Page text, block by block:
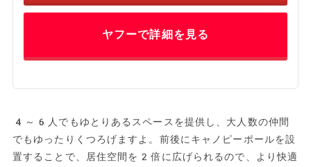
ヤフーで詳細を見る
4～6人でもゆとりあるスペースを提供し、大人数の仲間
でもゆったりくつろげますよ。前後にキャノピーポールを設
置することで、居住空間を2倍に広げられるので、より快適